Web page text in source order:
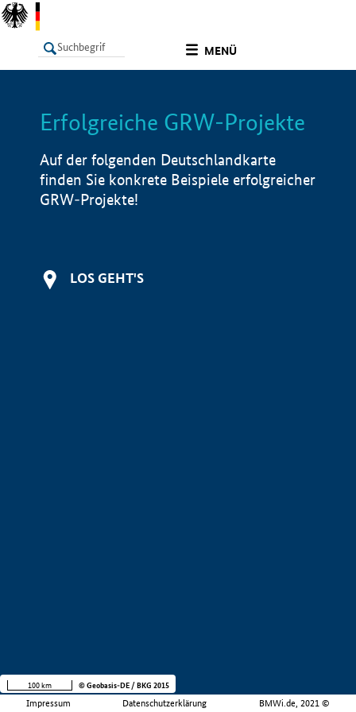
MENÜ
LISTE Info
Erfolgreiche GRW-Projekte
Auf der folgenden Deutschlandkarte
finden Sie konkrete Beispiele erfolgreicher
GRW-Projekte!
LOS GEHT'S
Impressum Datenschutzerklärung BMWi.de, 2021 ©
100 km © Geobasis-DE / BKG 2015